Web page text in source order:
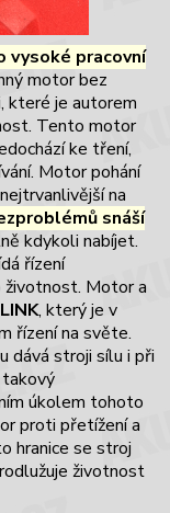
vysoké pracovní
motor bez
které je autorem
Tento motor
ke tření,
Motor pohání
na
snáší
kdykoli nabíjet.
řízení
životnost. Motor a
, který je v
řízení na světe.
dává stroji sílu i při
úkolem tohoto
proti přetížení a
hranice se stroj
životnost